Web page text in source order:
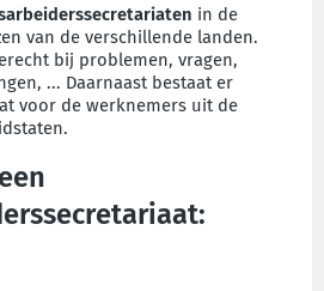
in de
van de verschillende landen.
bij problemen, vragen,
... Daarnaast bestaat er
voor de werknemers uit de